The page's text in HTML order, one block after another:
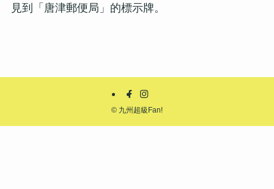
見到「唐津郵便局」的標示牌。
© 九州超級Fan!